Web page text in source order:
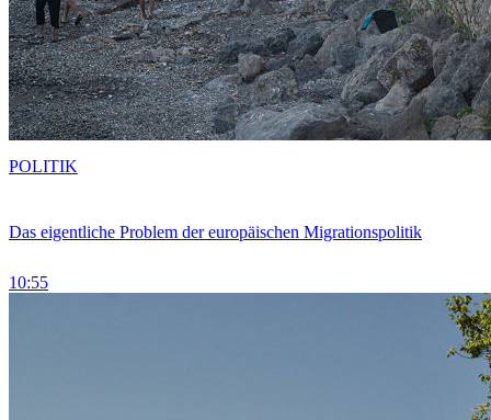
Das eigentliche Problem der europäischen Migrationspolitik
10:55
POLITIK